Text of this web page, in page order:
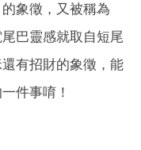
象徵，又被稱為
巴靈感就取自短尾
有招財的象徵，能
件事唷！